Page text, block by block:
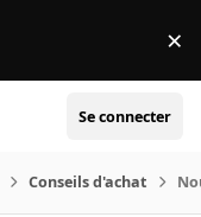
×
Se connecter
Conseils d'achat